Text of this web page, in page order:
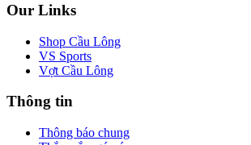
Our Links
Shop Cầu Lông
VS Sports
Vợt Cầu Lông
Thông tin
Thông báo chung